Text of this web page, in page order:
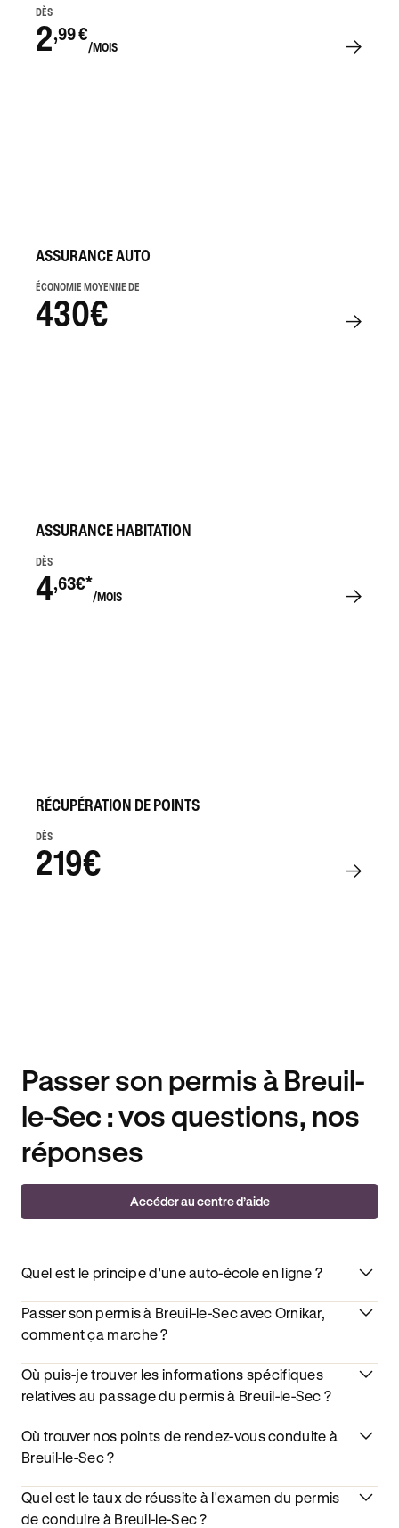
DÈS
2,99 €
/MOIS
ASSURANCE AUTO
ÉCONOMIE MOYENNE DE
430€
ASSURANCE HABITATION
DÈS
4,63€*
/MOIS
RÉCUPÉRATION DE POINTS
DÈS
219€
Passer son permis à Breuil-
le-Sec : vos questions, nos
réponses
Accéder au centre d’aide
Quel est le principe d'une auto-école en ligne ?
Passer son permis à Breuil-le-Sec avec Ornikar,
comment ça marche ?
Où puis-je trouver les informations spécifiques
relatives au passage du permis à Breuil-le-Sec ?
Où trouver nos points de rendez-vous conduite à
Breuil-le-Sec ?
Quel est le taux de réussite à l'examen du permis
de conduire à Breuil-le-Sec ?